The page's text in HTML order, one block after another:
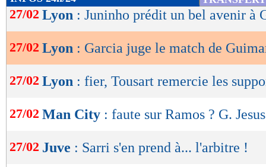
de
lecture
OK
27/02 Lyon : Juninho prédit un bel avenir à
27/02 Lyon : Garcia juge le match de
27/02 Lyon : fier, Tousart remercie les
27/02 Man City : faute sur Ramos ? G.
27/02 Juve : Sarri s'en prend à... l'arbitre !